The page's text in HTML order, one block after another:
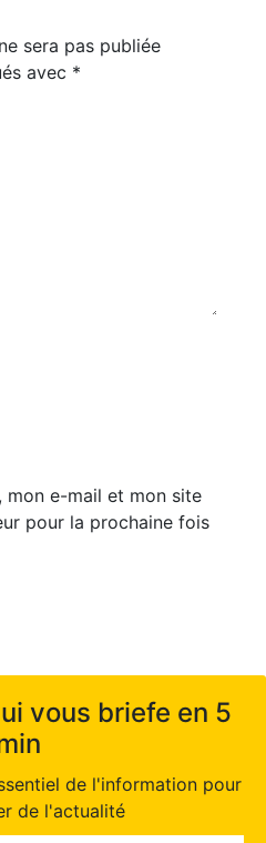
sera pas publiée
avec *
mon e-mail et mon site
pour la prochaine fois
vous briefe en 5
de l'information pour
de l'actualité